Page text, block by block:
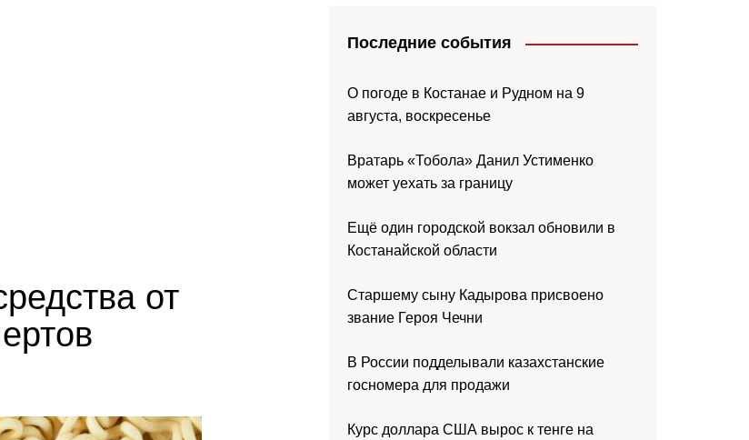
от
Последние события
О погоде в Костанае и Рудном на 9
августа, воскресенье
Вратарь «Тобола» Данил Устименко
может уехать за границу
Ещё один городской вокзал обновили в
Костанайской области
Старшему сыну Кадырова присвоено
звание Героя Чечни
В России подделывали казахстанские
госномера для продажи
Курс доллара США вырос к тенге на